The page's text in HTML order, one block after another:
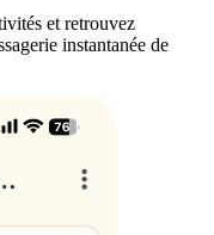
et retrouvez
instantanée de